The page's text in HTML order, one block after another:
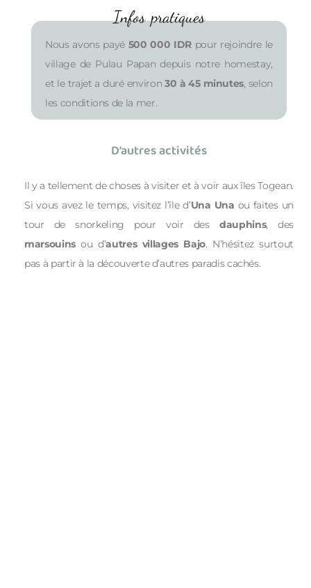
Infos pratiques
Nous avons payé 500 000 IDR pour rejoindre le
village de Pulau Papan depuis notre homestay,
et le trajet a duré environ30 à 45 minutes, selon
les conditions de la mer.
D’autres activités
Il y a tellement de choses à visiter et à voir aux îles Togean.
Si vous avez le temps, visitez l’île d’Una Una ou faites un
tour de snorkeling pour voir des dauphins, des
marsouinsou d’autres villages Bajo. N’hésitez surtout
pas à partir à la découverte d’autres paradis cachés.